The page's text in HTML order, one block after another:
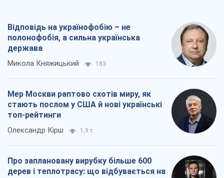
Відповідь на українофобію – не
полонофобія, а сильна українська
держава
Микола Княжицький 183
Мер Москви раптово схотів миру, як
стають послом у США й нові українські
топ-рейтинги
Олександр Кірш 1,9 т.
Про заплановану вирубку більше 600
дерев і теплотрасу: що відбувається на